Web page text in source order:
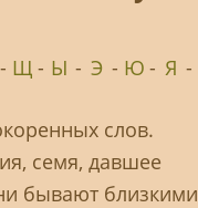
- Щ - Ы - Э - Ю- Я -
слов.
семя, давшее
бывают близкими